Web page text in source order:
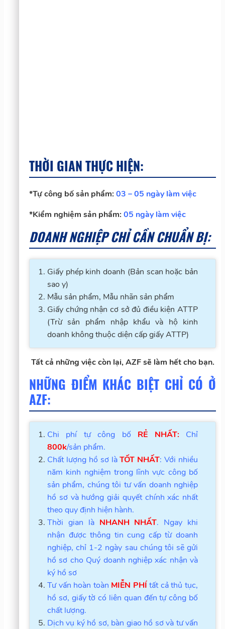
THỜI GIAN THỰC HIỆN:
*Tự công bố sản phẩm: 03 – 05 ngày làm việc
*Kiểm nghiệm sản phẩm: 05 ngày làm việc
DOANH NGHIỆP CHỈ CẦN CHUẨN BỊ:
Giấy phép kinh doanh (Bản scan hoặc bản
sao y)
Mẫu sản phẩm, Mẫu nhãn sản phẩm
Giấy chứng nhận cơ sở đủ điều kiện ATTP
(Trừ sản phẩm nhập khẩu và hộ kinh
doanh không thuộc diện cấp giấy ATTP)
Tất cả những việc còn lại, AZF sẽ làm hết cho bạn.
NHỮNG ĐIỂM KHÁC BIỆT CHỈ CÓ Ở
AZF:
Chi phí tự công bố RẺ NHẤT: Chỉ
800k/sản phẩm.
Chất lượng hồ sơ làTỐT NHẤT: Với nhiều
năm kinh nghiệm trong lĩnh vực công bố
sản phẩm, chúng tôi tư vấn doanh nghiệp
hồ sơ và hướng giải quyết chính xác nhất
theo quy định hiện hành.
Thời gian là NHANH NHẤT. Ngay khi
nhận được thông tin cung cấp từ doanh
nghiệp, chỉ 1-2 ngày sau chúng tôi sẽ gửi
hồ sơ cho Quý doanh nghiệp xác nhận và
ký hồ sơ
Tư vấn hoàn toàn MIỄN PHÍ tất cả thủ tục,
hồ sơ, giấy tờ có liên quan đến tự công bố
chất lượng.
Dịch vụ ký hồ sơ, bàn giao hồ sơ và tư vấn